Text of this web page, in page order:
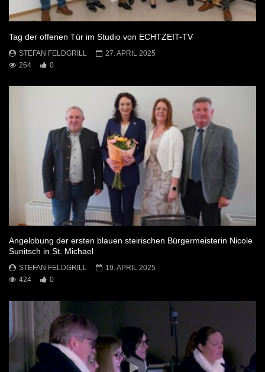
Tag der offenen Tür im Studio von ECHTZEIT-TV
STEFAN FELDGRILL
27. APRIL 2025
264
0
Angelobung der ersten blauen steirischen Bürgermeisterin Nicole
Sunitsch in St. Michael
STEFAN FELDGRILL
19. APRIL 2025
424
0